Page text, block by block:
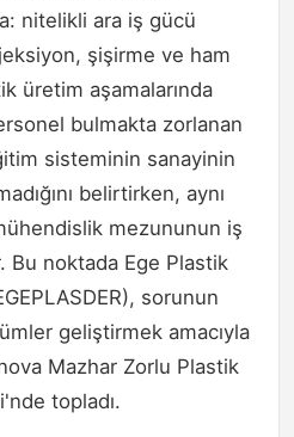
nitelikli ara iş gücü
şişirme ve ham
üretim aşamalarında
bulmakta zorlanan
sisteminin sanayinin
belirtirken, aynı
mezununun iş
Bu noktada Ege Plastik
sorunun
geliştirmek amacıyla
Mazhar Zorlu Plastik
topladı.